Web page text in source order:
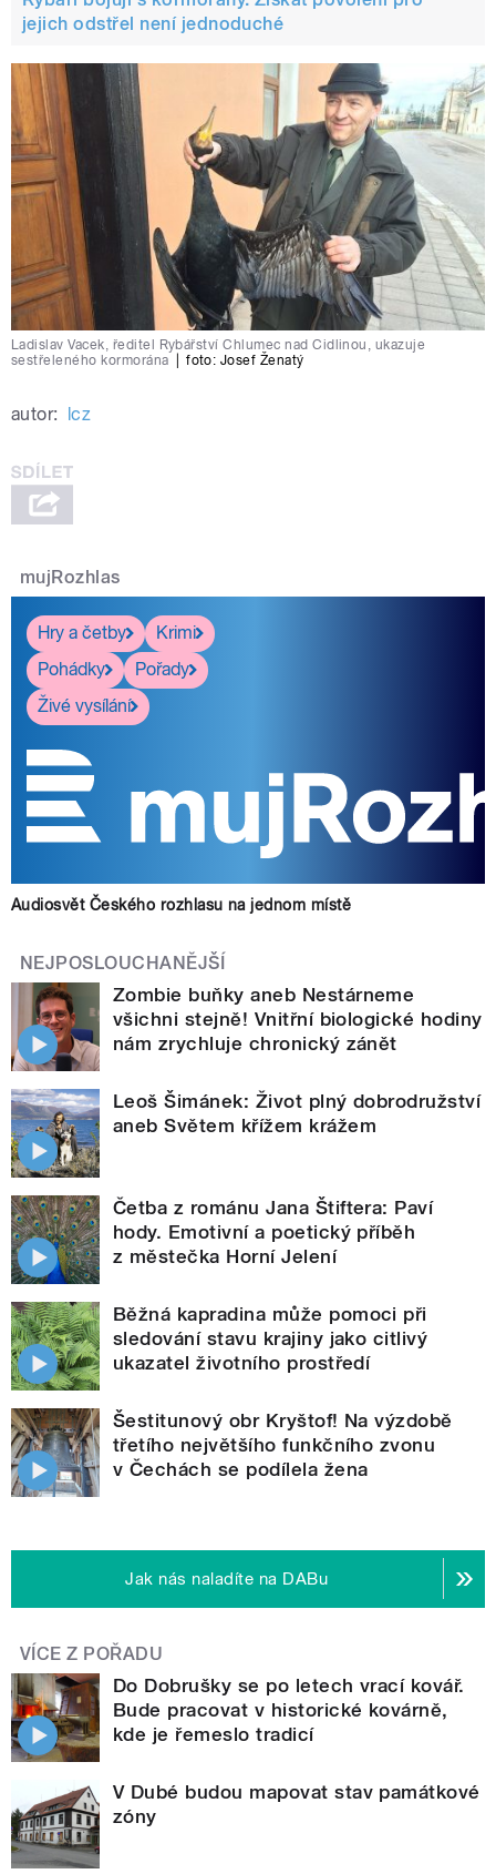
jejich odstřel není jednoduché
Ladislav Vacek, ředitel Rybářství Chlumec nad Cidlinou, ukazuje
sestřeleného kormorána
foto: Josef Ženatý
autor: lcz
mujRozhlas
Hry a četby
Krimi
Pohádky
Pořady
Živé vysílání
Audiosvět Českého rozhlasu na jednom místě
NEJPOSLOUCHANĚJŠÍ
Zombie buňky aneb Nestárneme
všichni stejně! Vnitřní biologické hodiny
nám zrychluje chronický zánět
Leoš Šimánek: Život plný dobrodružství
aneb Světem křížem krážem
Četba z románu Jana Štiftera: Paví
hody. Emotivní a poetický příběh
z městečka Horní Jelení
Běžná kapradina může pomoci při
sledování stavu krajiny jako citlivý
ukazatel životního prostředí
Šestitunový obr Kryštof! Na výzdobě
třetího největšího funkčního zvonu
v Čechách se podílela žena
Jak nás naladíte na DABu
VÍCE Z POŘADU
Do Dobrušky se po letech vrací kovář.
Bude pracovat v historické kovárně,
kde je řemeslo tradicí
V Dubé budou mapovat stav památkové
zóny